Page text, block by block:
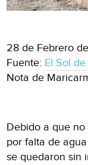
28 de Febrero
Fuente: El Sol
Nota de
Debido a que
por falta de
se quedaron sin